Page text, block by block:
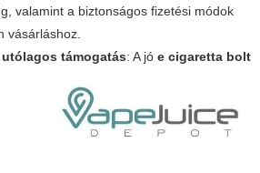
valamint a biztonságos fizetési módok
vásárláshoz.
támogatás: A jó e cigaretta bolt